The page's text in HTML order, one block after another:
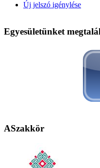
Új jelszó igénylése
Egyesületünket
ASzakkör